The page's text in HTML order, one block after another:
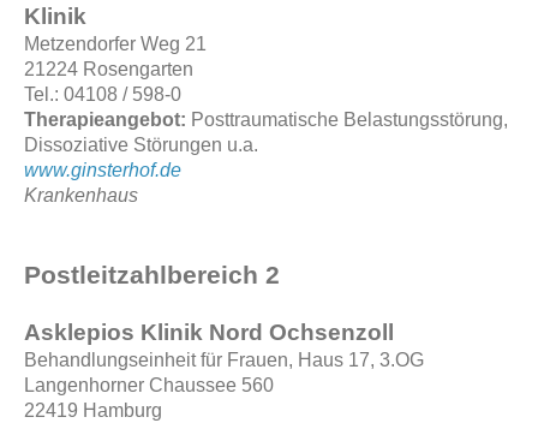
Klinik
Metzendorfer Weg 21
21224 Rosengarten
Tel.: 04108 / 598-0
Therapieangebot: Posttraumatische Belastungsstörung,
Dissoziative Störungen u.a.
www.ginsterhof.de
Krankenhaus
Postleitzahlbereich 2
Asklepios Klinik Nord Ochsenzoll
Behandlungseinheit für Frauen, Haus 17, 3.OG
Langenhorner Chaussee 560
22419 Hamburg